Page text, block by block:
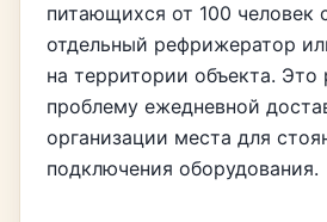
питающихся от 100 человек
отдельный рефрижератор
на территории объекта. Это
проблему ежедневной
организации места для
подключения оборудования.